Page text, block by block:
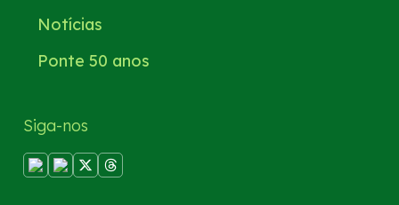
Notícias
Ponte 50 anos
Siga-nos